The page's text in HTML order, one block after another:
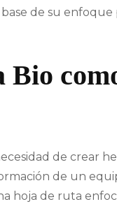
de su
de crear
de un
hoja de ruta